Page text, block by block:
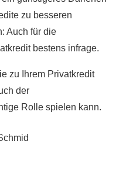
zu besseren
Auch für die
bestens infrage.
zu Ihrem Privatkredit
der
Rolle spielen kann.